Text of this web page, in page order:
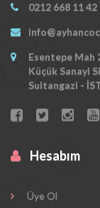
0212 668 11 42
Esentepe Mah
Küçük Sanayi
Sultangazi -
Hesabım
Üye Ol